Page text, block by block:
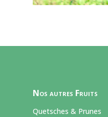
Nos autres Fruits
Quetsches & Prunes